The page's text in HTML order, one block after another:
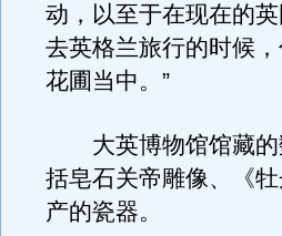
动，以至于在现在的
去英格兰旅行的时候
花圃当中。”
大英博物馆馆藏的
括皂石关帝雕像、《
产的瓷器。